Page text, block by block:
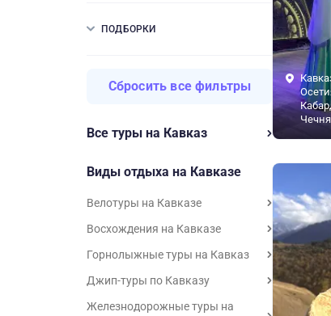
ПОДБОРКИ
Сбросить все фильтры
Все туры на Кавказ
Виды отдыха на Кавказе
Велотуры на Кавказе
Восхождения на Кавказе
Горнолыжные туры на Кавказ
Джип-туры по Кавказу
Железнодорожные туры на
Чечня